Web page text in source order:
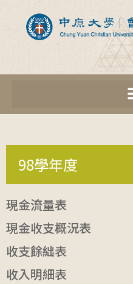
98學年度
現金流量表
現金收支概況表
收支餘絀表
收入明細表